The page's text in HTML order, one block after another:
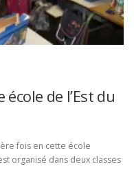
de l’Est du
fois en cette école
organisé dans deux classes